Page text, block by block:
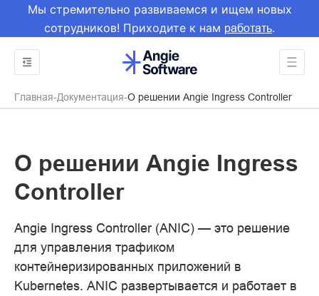
Мы стремительно развиваемся и ищем новых
сотрудников! Приходите к нам работать.
Главная Документация О решении Angie Ingress Controller
О решении Angie Ingress
Controller
Angie Ingress Controller (ANIC) — это решение
для управления трафиком
контейнеризированных приложений в
Kubernetes. ANIC развертывается и работает в